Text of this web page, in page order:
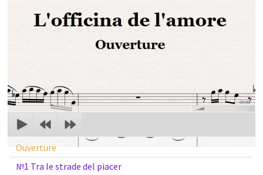
00:00
Ouverture
№1 Tra le strade del piacer